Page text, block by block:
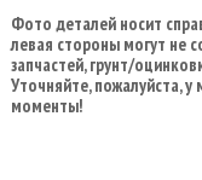
Фото деталей носит
левая стороны могут не
запчастей, грунт/
Уточняйте, пожалуйста,
моменты!